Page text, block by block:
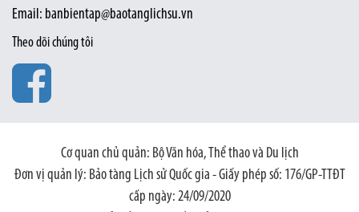
Email: banbientap@baotanglichsu.vn
Theo dõi chúng tôi
Cơ quan chủ quản: Bộ Văn hóa, Thể thao và Du lịch
Đơn vị quản lý: Bảo tàng Lịch sử Quốc gia - Giấy phép số: 176/GP-TTĐT
cấp ngày: 24/09/2020